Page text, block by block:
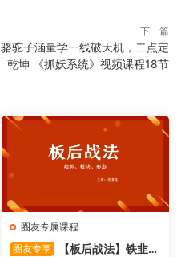
下一篇
骆驼子涵量学一线破天机，二点定
乾坤 《抓妖系统》视频课程18节
圈友专属课程
圈友专享
【板后战法】铁韭菜